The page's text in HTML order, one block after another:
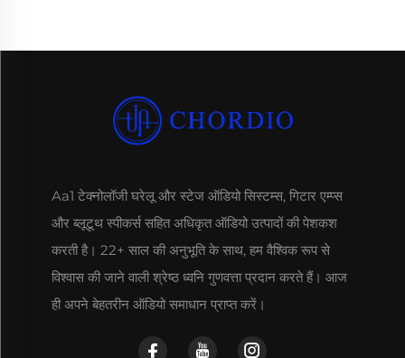
Aa1 टेक्नोलॉजी घरेलू और स्टेज ऑडियो सिस्टम्स, गिटार एम्प्स
और ब्लूटूथ स्पीकर्स सहित अधिकृत ऑडियो उत्पादों की पेशकश
करती है। 22+ साल की अनुभूति के साथ, हम वैश्विक रूप से
विश्वास की जाने वाली श्रेष्ठ ध्वनि गुणवत्ता प्रदान करते हैं। आज
ही अपने बेहतरीन ऑडियो समाधान प्राप्त करें।